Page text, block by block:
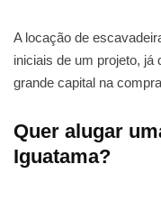
A locação de
iniciais de um projeto, já
grande capital na
Quer alugar
Iguatama?